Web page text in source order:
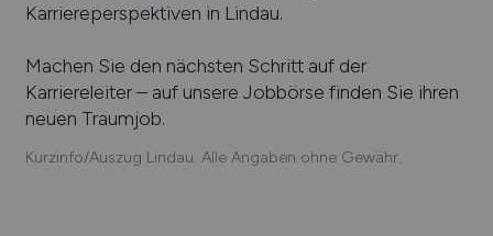
Karriereperspektiven in Lindau.
Machen Sie den nächsten Schritt auf der
Karriereleiter – auf unsere Jobbörse finden Sie ihren
neuen Traumjob.
Kurzinfo/Auszug Lindau. Alle Angaben ohne Gewähr.